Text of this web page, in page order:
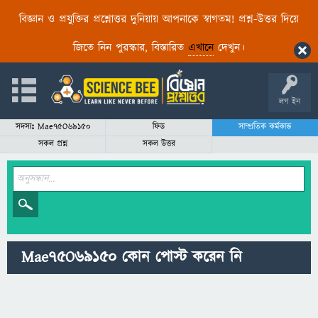
বিজ্ঞান ও প্রযুক্তির প্রশ্নোত্তর দুনিয়ায় আপনাকে স্বাগতম! প্রশ্ন-উত্তর দিয়ে
জিতে নিন পুরস্কার, বিস্তারিত এখানেদেখুন।
লগ ইন
সদস্যঃ Mae75O69150 ফিড
সাম্প্রতিক কর্মকান্ড
সকল প্রশ্ন
সকল উত্তর
Mae75O69150 কোন পোস্ট করেন নি